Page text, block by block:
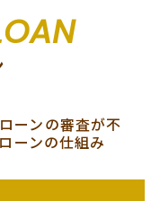
ーンの審査が不
ーンの仕組み